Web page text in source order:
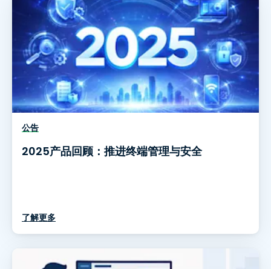
公告
2025产品回顾：推进终端管理与安全
了解更多